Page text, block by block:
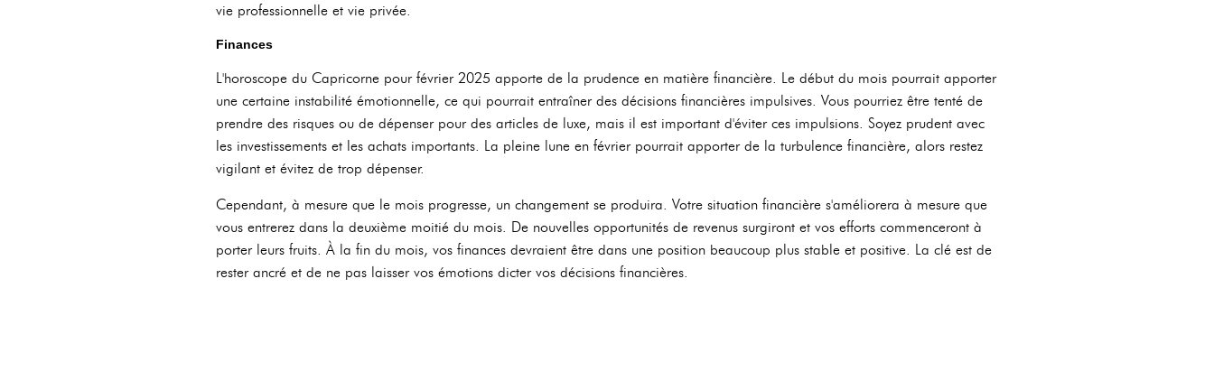
vie professionnelle et vie privée.
Finances
L'horoscope du Capricorne pour février 2025 apporte de la prudence en matière financière. Le début du mois pourrait apporter
une certaine instabilité émotionnelle, ce qui pourrait entraîner des décisions financières impulsives. Vous pourriez être tenté de
prendre des risques ou de dépenser pour des articles de luxe, mais il est important d'éviter ces impulsions. Soyez prudent avec
les investissements et les achats importants. La pleine lune en février pourrait apporter de la turbulence financière, alors restez
vigilant et évitez de trop dépenser.
Cependant, à mesure que le mois progresse, un changement se produira. Votre situation financière s'améliorera à mesure que
vous entrerez dans la deuxième moitié du mois. De nouvelles opportunités de revenus surgiront et vos efforts commenceront à
porter leurs fruits. À la fin du mois, vos finances devraient être dans une position beaucoup plus stable et positive. La clé est de
rester ancré et de ne pas laisser vos émotions dicter vos décisions financières.